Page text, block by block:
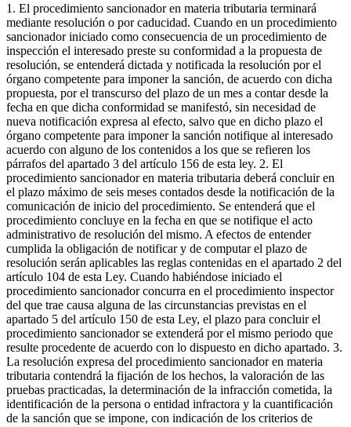
1. El procedimiento sancionador en materia tributaria terminará
mediante resolución o por caducidad. Cuando en un procedimiento
sancionador iniciado como consecuencia de un procedimiento de
inspección el interesado preste su conformidad a la propuesta de
resolución, se entenderá dictada y notificada la resolución por el
órgano competente para imponer la sanción, de acuerdo con dicha
propuesta, por el transcurso del plazo de un mes a contar desde la
fecha en que dicha conformidad se manifestó, sin necesidad de
nueva notificación expresa al efecto, salvo que en dicho plazo el
órgano competente para imponer la sanción notifique al interesado
acuerdo con alguno de los contenidos a los que se refieren los
párrafos del apartado 3 del artículo 156 de esta ley. 2. El
procedimiento sancionador en materia tributaria deberá concluir en
el plazo máximo de seis meses contados desde la notificación de la
comunicación de inicio del procedimiento. Se entenderá que el
procedimiento concluye en la fecha en que se notifique el acto
administrativo de resolución del mismo. A efectos de entender
cumplida la obligación de notificar y de computar el plazo de
resolución serán aplicables las reglas contenidas en el apartado 2 del
artículo 104 de esta Ley. Cuando habiéndose iniciado el
procedimiento sancionador concurra en el procedimiento inspector
del que trae causa alguna de las circunstancias previstas en el
apartado 5 del artículo 150 de esta Ley, el plazo para concluir el
procedimiento sancionador se extenderá por el mismo periodo que
resulte procedente de acuerdo con lo dispuesto en dicho apartado. 3.
La resolución expresa del procedimiento sancionador en materia
tributaria contendrá la fijación de los hechos, la valoración de las
pruebas practicadas, la determinación de la infracción cometida, la
identificación de la persona o entidad infractora y la cuantificación
de la sanción que se impone, con indicación de los criterios de